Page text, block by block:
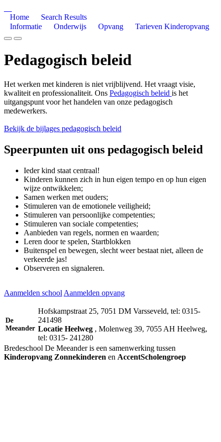
Home
Search Results
Informatie
Onderwijs Opvang Tarieven Kinderopvang
Pedagogisch beleid
Het werken met kinderen is niet vrijblijvend. Het vraagt visie,
kwaliteit en professionaliteit. Ons Pedagogisch beleid is het
uitgangspunt voor het handelen van onze pedagogisch
medewerkers.
Bekijk de bijlages pedagogisch beleid
Speerpunten uit ons pedagogisch beleid
Ieder kind staat centraal!
Kinderen kunnen zich in hun eigen tempo en op hun eigen
wijze ontwikkelen;
Samen werken met ouders;
Stimuleren van de emotionele veiligheid;
Stimuleren van persoonlijke competenties;
Stimuleren van sociale competenties;
Aanbieden van regels, normen en waarden;
Leren door te spelen, Startblokken
Buitenspel en bewegen, slecht weer bestaat niet, alleen de
verkeerde jas!
Observeren en signaleren.
Aanmelden school Aanmelden opvang
De
Meeander
Hofskampstraat 25, 7051 DM Varsseveld, tel: 0315-
241498
Locatie Heelweg , Molenweg 39, 7055 AH Heelweg,
tel: 0315- 241280
Bredeschool De Meeander is een samenwerking tussen
Kinderopvang Zonnekinderen en AccentScholengroep